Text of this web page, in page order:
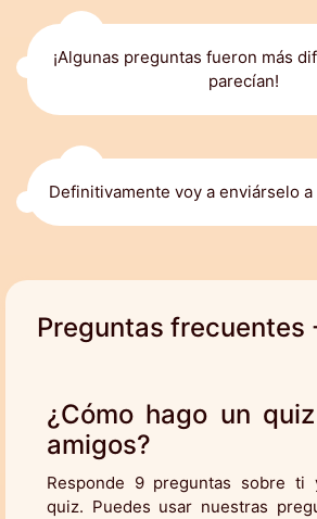
¡Algunas preguntas fueron más
parecían!
Definitivamente voy a enviárselo
Preguntas frecuentes
¿Cómo hago un
amigos?
Responde 9 preguntas sobre ti
quiz. Puedes usar nuestras